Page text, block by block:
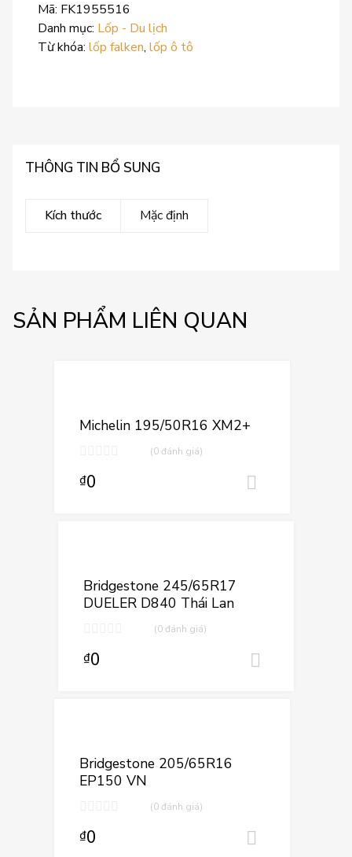
Mã: FK1955516
Danh mục: Lốp - Du lịch
Từ khóa: lốp falken, lốp ô tô
THÔNG TIN BỔ SUNG
Kích thước Mặc định
SẢN PHẨM LIÊN QUAN
Michelin 195/50R16 XM2+
(0 đánh giá)
₫0
Bridgestone 245/65R17
DUELER D840 Thái Lan
(0 đánh giá)
₫0
Bridgestone 205/65R16
EP150 VN
(0 đánh giá)
₫0